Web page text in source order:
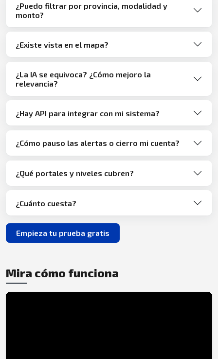
¿Puedo filtrar por provincia, modalidad y
monto?
¿Existe vista en el mapa?
¿La IA se equivoca? ¿Cómo mejoro la
relevancia?
¿Hay API para integrar con mi sistema?
¿Cómo pauso las alertas o cierro mi cuenta?
¿Qué portales y niveles cubren?
¿Cuánto cuesta?
Empieza tu prueba gratis
Mira cómo funciona